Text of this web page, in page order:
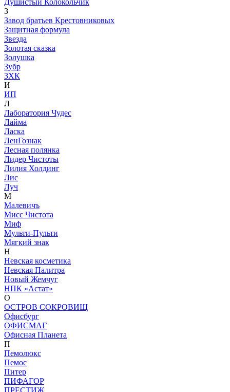
Душистый Колокольчик
З
Завод братьев Крестовниковых
Защитная формула
Звезда
Золотая сказка
Золушка
Зубр
ЗХК
И
ИП
Л
Лаборатория Чудес
Лайма
Ласка
ЛенГознак
Лесная полянка
Лидер Чистоты
Лилия Холдинг
Лис
Луч
М
Малевичъ
Мисс Чистота
Миф
Мульти-Пульти
Мягкий знак
Н
Невская косметика
Невская Палитра
Новый Жемчуг
НПК «Астат»
О
ОСТРОВ СОКРОВИЩ
Офисбург
ОФИСМАГ
Офисная Планета
П
Пемолюкс
Пемос
Питер
ПИФАГОР
ПРЕСТИЖ